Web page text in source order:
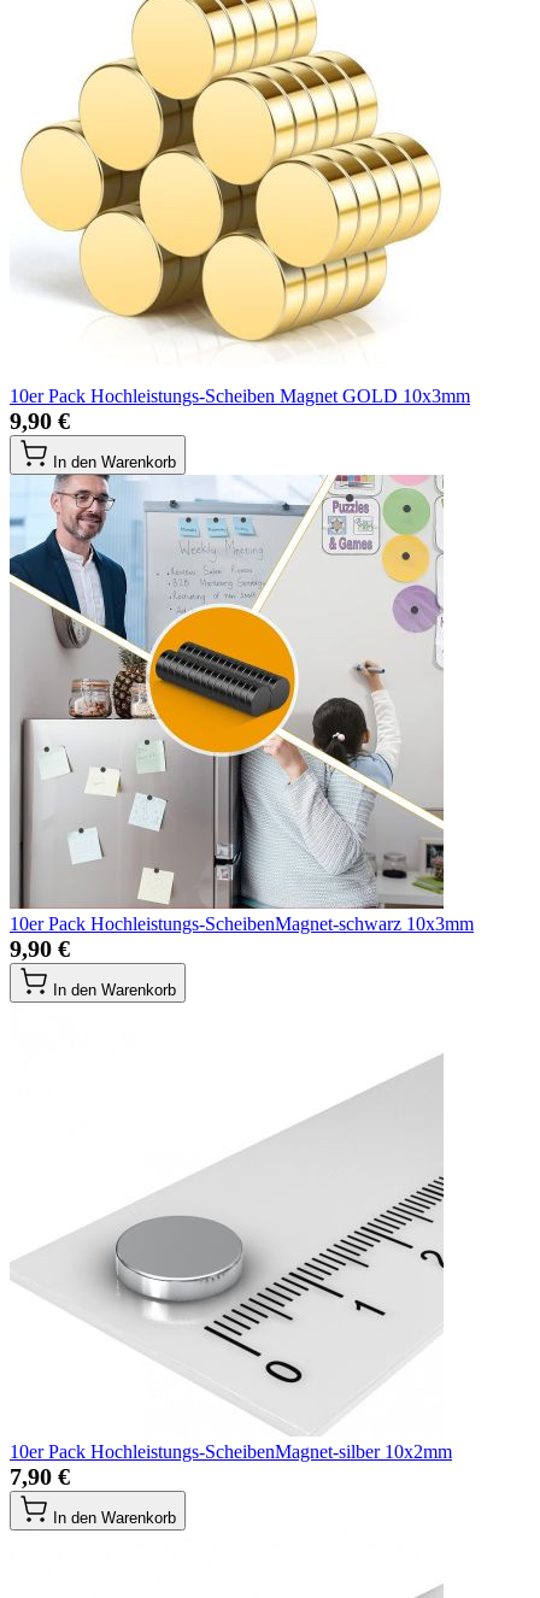
10er Pack Hochleistungs-Scheiben Magnet GOLD 10x3mm
9,90 €
In den Warenkorb
10er Pack Hochleistungs-ScheibenMagnet-schwarz 10x3mm
9,90 €
In den Warenkorb
10er Pack Hochleistungs-ScheibenMagnet-silber 10x2mm
7,90 €
In den Warenkorb